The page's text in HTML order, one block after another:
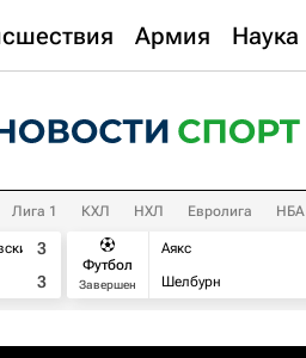
Армия Наука
Лига 1 КХЛ НХЛ Евролига НБА
3
3
Футбол
Завершен
Аякс
Шелбурн